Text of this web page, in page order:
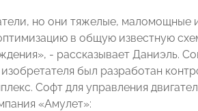
но они тяжелые, маломощные
в общую известную
- рассказывает Даниэль.
был разработан
Софт для управления
«Амулет»: